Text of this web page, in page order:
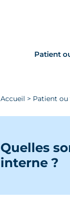
Patient
Accueil > Patient ou
Quelles
interne ?